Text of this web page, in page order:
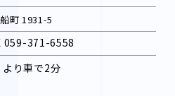
町 1931-5
059-371-6558
り車で2分